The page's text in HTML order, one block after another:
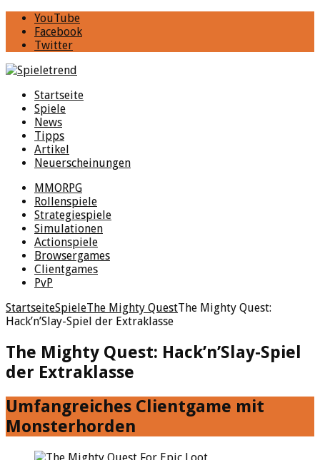
YouTube
Facebook
Twitter
Startseite
Spiele
News
Tipps
Artikel
Neuerscheinungen
MMORPG
Rollenspiele
Strategiespiele
Simulationen
Actionspiele
Browsergames
Clientgames
PvP
StartseiteSpieleThe Mighty QuestThe Mighty Quest:
Hack’n’Slay-Spiel der Extraklasse
The Mighty Quest: Hack’n’Slay-Spiel
der Extraklasse
Umfangreiches Clientgame mit
Monsterhorden